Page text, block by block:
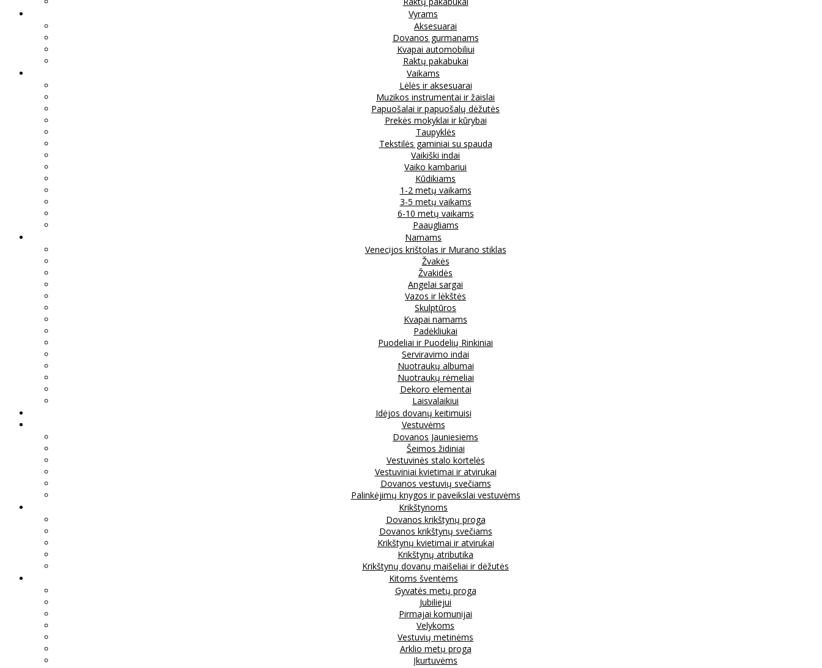
Vyrams
Aksesuarai
Dovanos gurmanams
Kvapai automobiliui
Raktų pakabukai
Vaikams
Lėlės ir aksesuarai
Muzikos instrumentai ir žaislai
Papuošalai ir papuošalų dėžutės
Prekės mokyklai ir kūrybai
Taupyklės
Tekstilės gaminiai su spauda
Vaikiški indai
Vaiko kambariui
Kūdikiams
1-2 metų vaikams
3-5 metų vaikams
6-10 metų vaikams
Paaugliams
Namams
Venecijos krištolas ir Murano stiklas
Žvakės
Žvakidės
Angelai sargai
Vazos ir lėkštės
Skulptūros
Kvapai namams
Padėkliukai
Puodeliai ir Puodelių Rinkiniai
Serviravimo indai
Nuotraukų albumai
Nuotraukų rėmeliai
Dekoro elementai
Laisvalaikiui
Idėjos dovanų keitimuisi
Vestuvėms
Dovanos Jauniesiems
Šeimos židiniai
Vestuvinės stalo kortelės
Vestuviniai kvietimai ir atvirukai
Dovanos vestuvių svečiams
Palinkėjimų knygos ir paveikslai vestuvėms
Krikštynoms
Dovanos krikštynų proga
Dovanos krikštynų svečiams
Krikštynų kvietimai ir atvirukai
Krikštynų atributika
Krikštynų dovanų maišeliai ir dėžutės
Kitoms šventėms
Gyvatės metų proga
Jubiliejui
Pirmajai komunijai
Velykoms
Vestuvių metinėms
Arklio metų proga
Įkurtuvėms